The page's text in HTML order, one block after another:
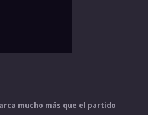
mucho más que el partido